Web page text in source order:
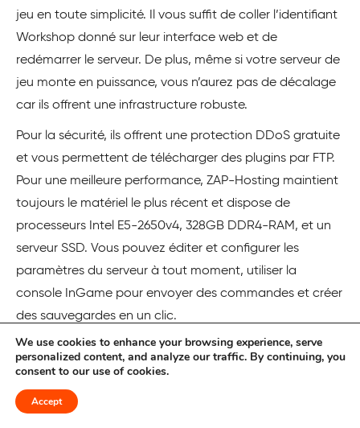
jeu en toute simplicité. Il vous suffit de coller l’identifiant
Workshop donné sur leur interface web et de
redémarrer le serveur. De plus, même si votre serveur de
jeu monte en puissance, vous n’aurez pas de décalage
car ils offrent une infrastructure robuste.
Pour la sécurité, ils offrent une protection DDoS gratuite
et vous permettent de télécharger des plugins par FTP.
Pour une meilleure performance, ZAP-Hosting maintient
toujours le matériel le plus récent et dispose de
processeurs Intel E5-2650v4, 328GB DDR4-RAM, et un
serveur SSD. Vous pouvez éditer et configurer les
paramètres du serveur à tout moment, utiliser la
console InGame pour envoyer des commandes et créer
des sauvegardes en un clic.
Si vous avez tout coché sur votre liste, cliquez sur le
bouton d’achat et obtenez votre hébergement de
serveur GMod maintenant, à partir de seulement 8,35
$/mois. Vous pouvez payer par PayPal, PaySafeCard et
We use cookies to enhance your browsing experience, serve
personalized content, and analyze our traffic. By continuing, you
consent to our use of cookies.
Accept